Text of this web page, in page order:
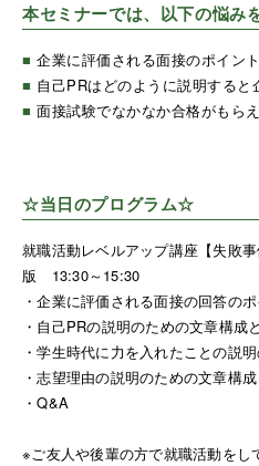
本セミナーでは、以下の悩み
■企業に評価される面接のポイン
■ 自己PRはどのように説明する
■面接試験でなかなか合格がもら
☆当日のプログラム☆
就職活動レベルアップ講座【失敗
版 13:30～15:30
・企業に評価される面接の回答の
・自己PRの説明のための文章構成
・学生時代に力を入れたことの説
・志望理由の説明のための文章構
・Q&A
※ご友人や後輩の方で就職活動をし